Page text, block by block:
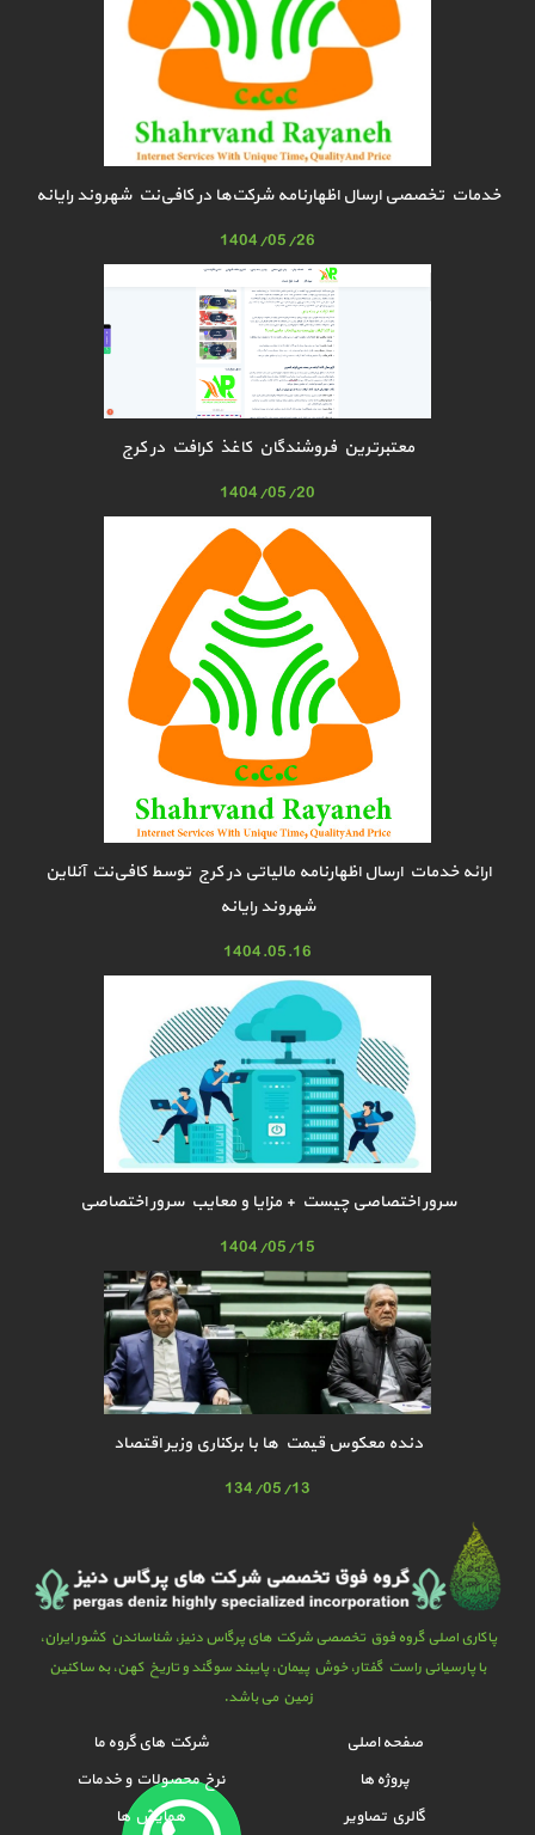
خدمات تخصصی ارسال اظهارنامه شرکت‌ها در کافی‌نت شهروند رایانه
1404/05/26
معتبرترین فروشندگان کاغذ کرافت در کرج
1404/05/20
ارائه خدمات ارسال اظهارنامه مالیاتی در کرج توسط کافی‌نت آنلاین
شهروند رایانه
1404.05.16
سرور اختصاصی چیست + مزایا و معایب سرور اختصاصی
1404/05/15
دنده معکوس قیمت ها با برکناری وزیر اقتصاد
134/05/13
پاکاری اصلی گروه فوق تخصصی شرکت های پرگاس دنیز، شناساندن کشور ایران،
با پارسیانی راست گفتار، خوش پیمان، پایبند سوگند و تاریخ کهن، به ساکنین
زمین می باشد.
صفحه اصلی
شرکت های گروه ما
پروژه ها
نرخ محصولات و خدمات
گالري تصاوير
همایش ها